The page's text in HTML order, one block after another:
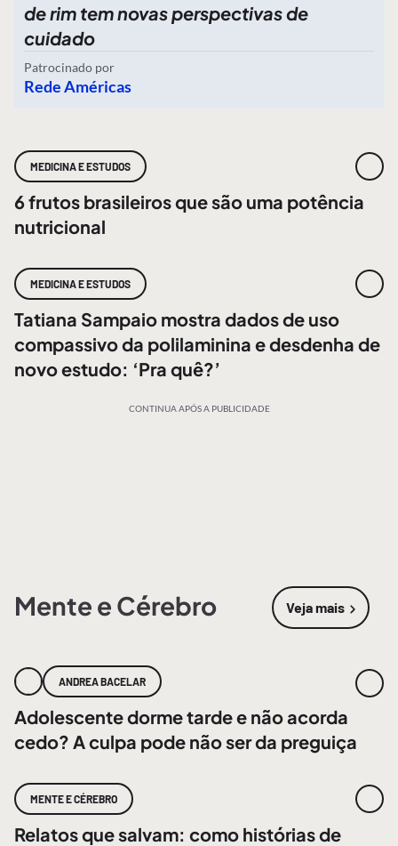
de rim tem novas perspectivas de
cuidado
Patrocinado por
Rede Américas
MEDICINA E ESTUDOS
6 frutos brasileiros que são uma potência
nutricional
MEDICINA E ESTUDOS
Tatiana Sampaio mostra dados de uso
compassivo da polilaminina e desdenha de
novo estudo: ‘Pra quê?’
CONTINUA APÓS A PUBLICIDADE
Mente e Cérebro Veja mais
sobre
ANDREA BACELAR
Adolescente dorme tarde e não acorda
cedo? A culpa pode não ser da preguiça
MENTE E CÉREBRO
Relatos que salvam: como histórias de